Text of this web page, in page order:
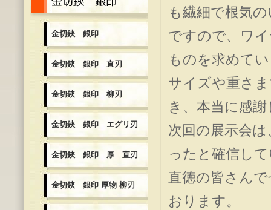
金切鋏 銀印
金切鋏 銀印 直刃
金切鋏 銀印 柳刃
金切鋏 銀印 エグリ刃
金切鋏 銀印 厚 直刃
金切鋏 銀印 厚物 柳刃
も繊細で根気
ですので、ワ
ものを求めて
サイズや重さ
き、本当に感
次回の展示会
ったと確信し
直徳の皆さん
おります。